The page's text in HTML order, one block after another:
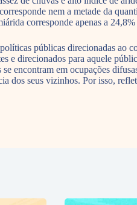
nem a metade da
corresponde apenas a
públicas direcionadas ao
e direcionados para aquele
encontram em ocupações
dos seus vizinhos. Por isso,